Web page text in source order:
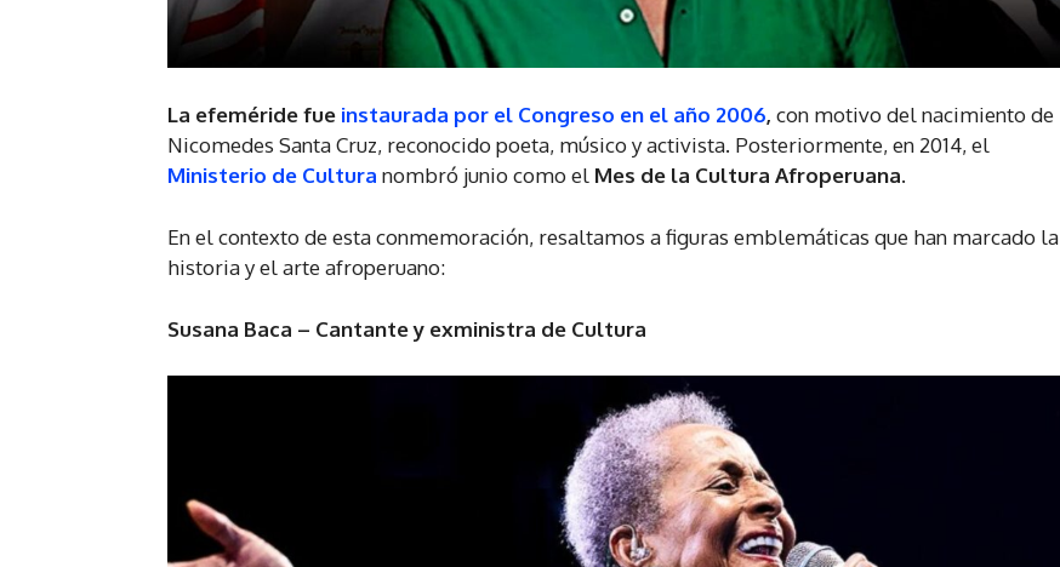
La efeméride fue instaurada por el Congreso en el año 2006, con motivo del nacimiento de
Nicomedes Santa Cruz, reconocido poeta, músico y activista. Posteriormente, en 2014, el
Ministerio de Cultura nombró junio como el Mes de la Cultura Afroperuana.
En el contexto de esta conmemoración, resaltamos a figuras emblemáticas que han marcado la
historia y el arte afroperuano:
Susana Baca – Cantante y exministra de Cultura